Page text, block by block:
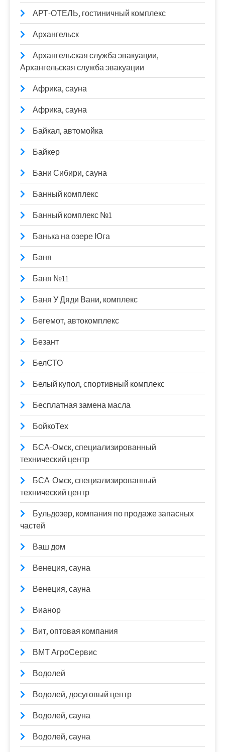
АРТ-ОТЕЛЬ, гостиничный комплекс
Архангельск
Архангельская служба эвакуации,
Архангельская служба эвакуации
Африка, сауна
Африка, сауна
Байкал, автомойка
Байкер
Бани Сибири, сауна
Банный комплекс
Банный комплекс №1
Банька на озере Юга
Баня
Баня №11
Баня У Дяди Вани, комплекс
Бегемот, автокомплекс
Безант
БелСТО
Белый купол, спортивный комплекс
Бесплатная замена масла
БойкоТех
БСА-Омск, специализированный
технический центр
БСА-Омск, специализированный
технический центр
Бульдозер, компания по продаже запасных
частей
Ваш дом
Венеция, сауна
Венеция, сауна
Вианор
Вит, оптовая компания
ВМТ АгроСервис
Водолей
Водолей, досуговый центр
Водолей, сауна
Водолей, сауна